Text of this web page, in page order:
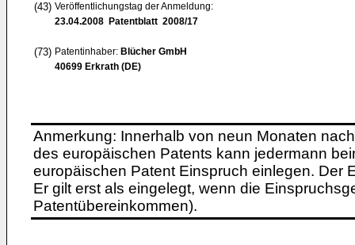
(43) Veröffentlichungstag der Anmeldung:
23.04.2008 Patentblatt 2008/17
(73) Patentinhaber: Blücher GmbH
40699 Erkrath (DE)
Anmerkung: Innerhalb von neun Monaten
des europäischen Patents kann jedermann
europäischen Patent Einspruch einlegen. Der
Er gilt erst als eingelegt, wenn die
Patentübereinkommen).